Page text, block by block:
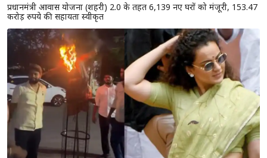
प्रधानमंत्री आवास योजना (शहरी) 2.0 के तहत 6,139 नए घरों को मंजूरी, 153.47
करोड़ रुपये की सहायता स्वीकृत